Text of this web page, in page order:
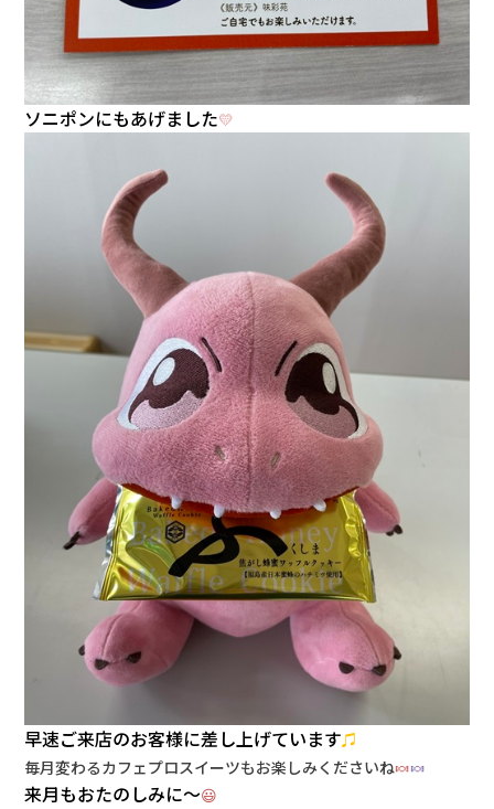
ソニポンにもあげました💛
早速ご来店のお客様に差し上げています♫
毎月変わるカフェプロスイーツもお楽しみくださいね🍬🍬
来月もおたのしみに～😃